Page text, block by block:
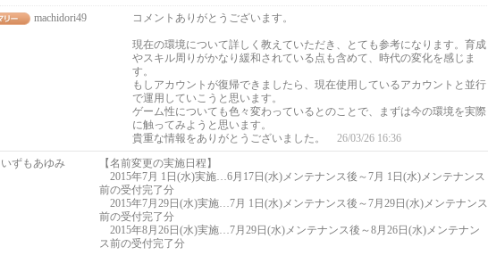
machidori49
コメントありがとうございます。
現在の環境について詳しく教えていただき、とても参考になります。育成
やスキル周りがかなり緩和されている点も含めて、時代の変化を感じま
す。
もしアカウントが復帰できましたら、現在使用しているアカウントと並行
で運用していこうと思います。
ゲーム性についても色々変わっているとのことで、まずは今の環境を実際
に触ってみようと思います。
貴重な情報をありがとうございました。
26/03/26 16:36
いずもあゆみ
【名前変更の実施日程】
2015年7月 1日(水)実施…6月17日(水)メンテナンス後～7月 1日(水)メンテナンス
前の受付完了分
2015年7月29日(水)実施…7月 1日(水)メンテナンス後～7月29日(水)メンテナンス
前の受付完了分
2015年8月26日(水)実施…7月29日(水)メンテナンス後～8月26日(水)メンテナン
ス前の受付完了分